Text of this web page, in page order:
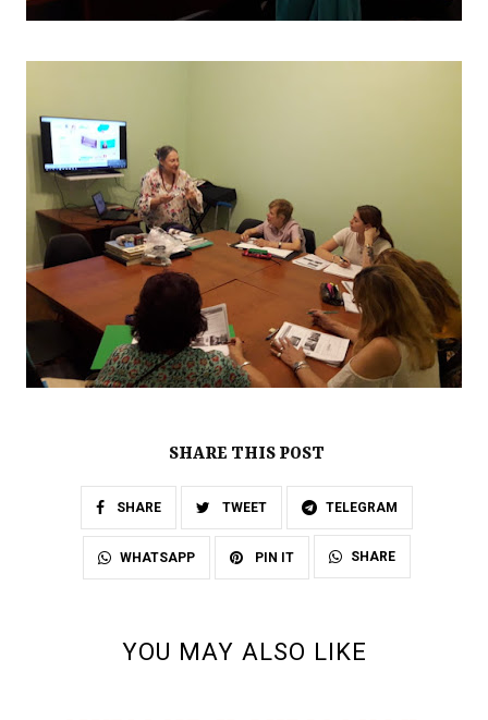
SHARE THIS POST
SHARE TWEET TELEGRAM
WHATSAPP PIN IT SHARE
YOU MAY ALSO LIKE